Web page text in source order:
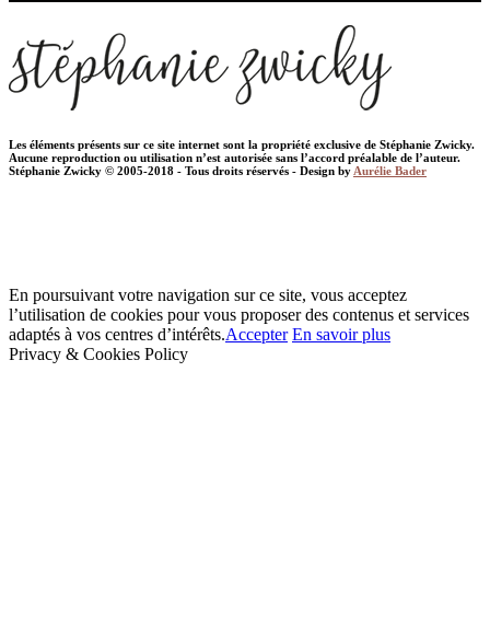
Les éléments présents sur ce site internet sont la propriété exclusive de Stéphanie Zwicky.
Aucune reproduction ou utilisation n’est autorisée sans l’accord préalable de l’auteur.
Stéphanie Zwicky © 2005-2018 - Tous droits réservés - Design by Aurélie Bader
En poursuivant votre navigation sur ce site, vous acceptez
l’utilisation de cookies pour vous proposer des contenus et services
adaptés à vos centres d’intérêts.Accepter En savoir plus
Privacy & Cookies Policy